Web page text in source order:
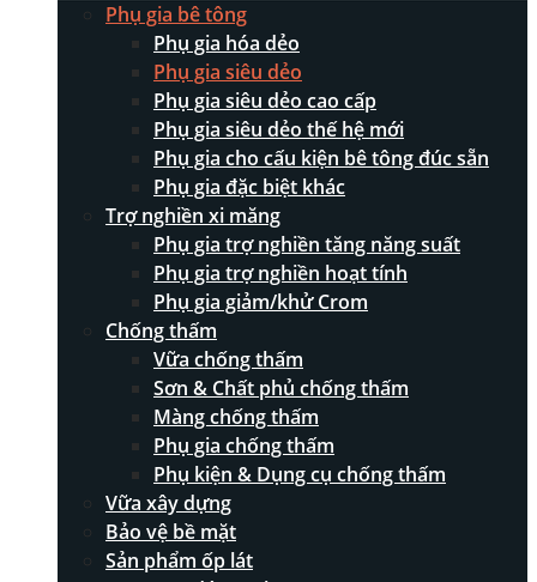
Phụ gia bê tông
Phụ gia hóa dẻo
Phụ gia siêu dẻo
Phụ gia siêu dẻo cao cấp
Phụ gia siêu dẻo thế hệ mới
Phụ gia cho cấu kiện bê tông đúc sẵn
Phụ gia đặc biệt khác
Trợ nghiền xi măng
Phụ gia trợ nghiền tăng năng suất
Phụ gia trợ nghiền hoạt tính
Phụ gia giảm/khử Crom
Chống thấm
Vữa chống thấm
Sơn & Chất phủ chống thấm
Màng chống thấm
Phụ gia chống thấm
Phụ kiện & Dụng cụ chống thấm
Vữa xây dựng
Bảo vệ bề mặt
Sản phẩm ốp lát